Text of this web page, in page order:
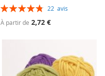
Évaluation:
22 avis
À partir de 2,72 €